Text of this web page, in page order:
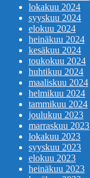
lokakuu 2024
syyskuu 2024
elokuu 2024
heinäkuu 2024
kesäkuu 2024
toukokuu 2024
huhtikuu 2024
maaliskuu 2024
helmikuu 2024
tammikuu 2024
joulukuu 2023
marraskuu 2023
lokakuu 2023
syyskuu 2023
elokuu 2023
heinäkuu 2023